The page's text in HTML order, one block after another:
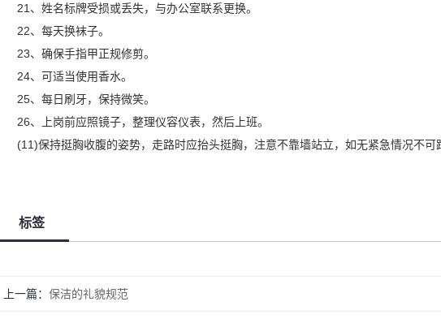
21、姓名标牌受损或丢失，与办公室联系更换。
22、每天换袜子。
23、确保手指甲正规修剪。
24、可适当使用香水。
25、每日刷牙，保持微笑。
26、上岗前应照镜子，整理仪容仪表，然后上班。
(11)保持挺胸收腹的姿势，走路时应抬头挺胸，注意不靠墙站立，如无紧急情况不可
标签
上一篇 保洁的礼貌规范